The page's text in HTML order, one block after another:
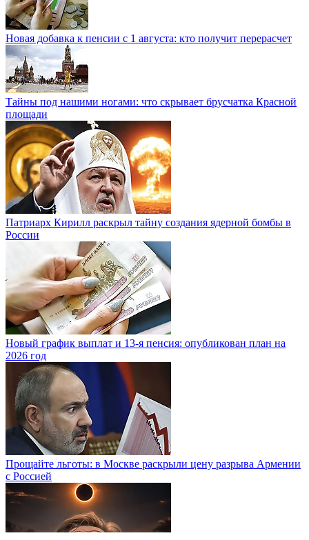
Новая добавка к пенсии с 1 августа: кто получит перерасчет
Тайны под нашими ногами: что скрывает брусчатка Красной
площади
Патриарх Кирилл раскрыл тайну создания ядерной бомбы в
России
Новый график выплат и 13-я пенсия: опубликован план на
2026 год
Прощайте льготы: в Москве раскрыли цену разрыва Армении
с Россией